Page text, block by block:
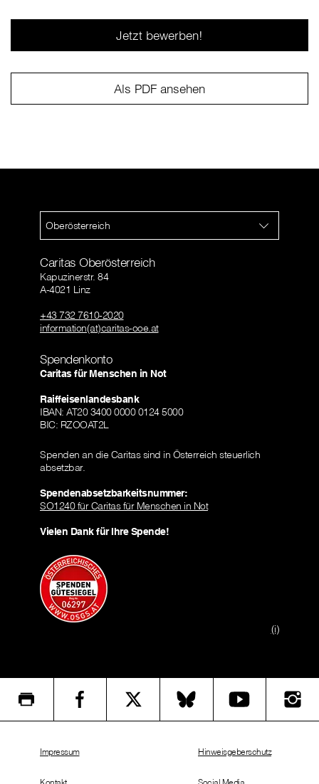
Jetzt bewerben!
Als PDF ansehen
Oberösterreich
Caritas Oberösterreich
Kapuzinerstr. 84
A-4021 Linz
+43 732 7610-2020
information(at)caritas-ooe.at
Spendenkonto
Caritas für Menschen in Not
Raiffeisenlandesbank
IBAN: AT20 3400 0000 0124 5000
BIC: RZOOAT2L
Spenden an die Caritas sind in Österreich steuerlich
absetzbar.
Spendenabsetzbarkeitsnummer:
SO1240 für Caritas für Menschen in Not
Vielen Dank für Ihre Spende!
(i)
Impressum Hinweisgeberschutz